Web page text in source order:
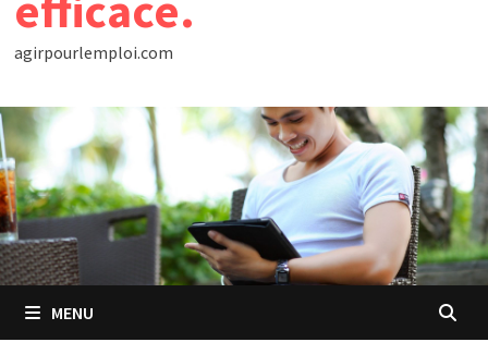
agirpourlemploi.com
MENU